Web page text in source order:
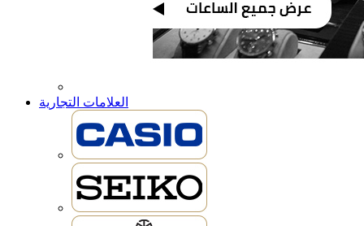
العلامات التجارية